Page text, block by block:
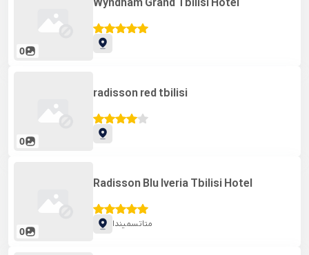
0
Wyndham Grand Tbilisi Hotel
0
radisson red tbilisi
0
Radisson Blu Iveria Tbilisi Hotel
متاتسمیندا